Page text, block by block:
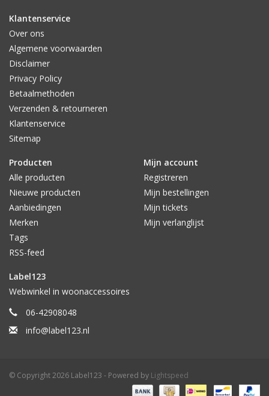
Klantenservice
Over ons
Algemene voorwaarden
Disclaimer
Privacy Policy
Betaalmethoden
Verzenden & retourneren
Klantenservice
Sitemap
Producten
Alle producten
Nieuwe producten
Aanbiedingen
Merken
Tags
RSS-feed
Mijn account
Registreren
Mijn bestellingen
Mijn tickets
Mijn verlanglijst
Label123
Webwinkel in woonaccessoires
06-42908048
info@label123.nl
© Copyright 2026 Label123 - Powered by Lightspeed